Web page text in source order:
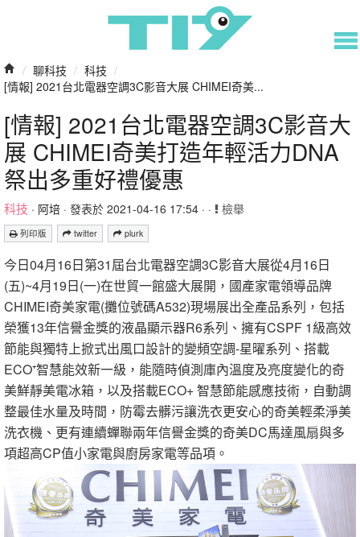
/ 聊科技 / 科技 /
[情報] 2021台北電器空調3C影音大展 CHIMEI奇美...
[情報] 2021台北電器空調3C影音大
展 CHIMEI奇美打造年輕活力DNA
祭出多重好禮優惠
科技 · 阿培 · 發表於 2021-04-16 17:54 · · 檢舉
列印版 twitter plurk
今日04月16日第31屆台北電器空調3C影音大展從4月16日
(五)~4月19日(一)在世貿一館盛大展開，國產家電領導品牌
CHIMEI奇美家電(攤位號碼A532)現場展出全產品系列，包括
榮獲13年信譽金獎的液晶顯示器R6系列、擁有CSPF 1級高效
節能與獨特上掀式出風口設計的變頻空調-星曜系列、搭載
ECO⁺智慧能效新一級，能隨時偵測庫內溫度及亮度變化的奇
美鮮靜美電冰箱，以及搭載ECO+ 智慧節能感應技術，自動調
整最佳水量及時間，防霉去髒污讓洗衣更安心的奇美輕柔淨美
洗衣機、更有連續蟬聯兩年信譽金獎的奇美DC馬達風扇與多
項超高CP值小家電與廚房家電等品項。